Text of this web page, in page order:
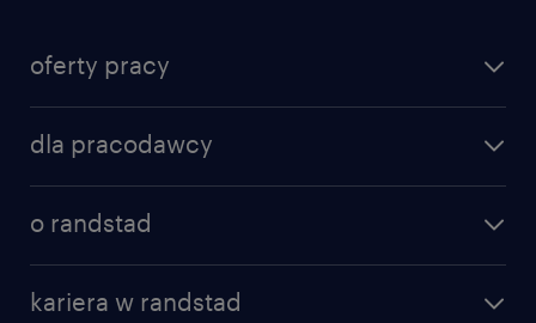
oferty pracy
dla pracodawcy
o randstad
kariera w randstad